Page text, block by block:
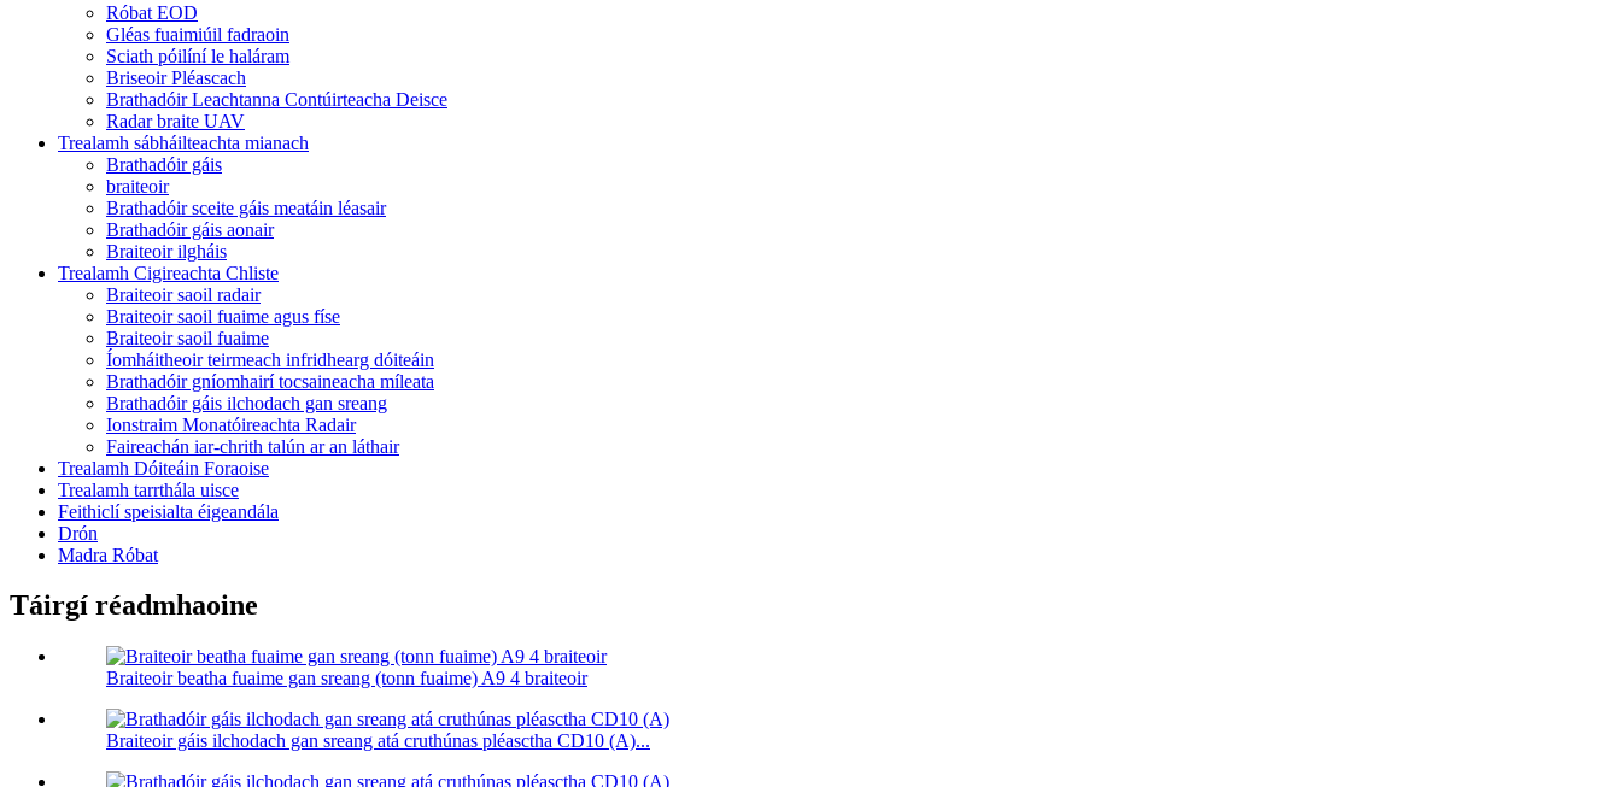
Róbat EOD
Gléas fuaimiúil fadraoin
Sciath póilíní le haláram
Briseoir Pléascach
Brathadóir Leachtanna Contúirteacha Deisce
Radar braite UAV
Trealamh sábháilteachta mianach
Brathadóir gáis
braiteoir
Brathadóir sceite gáis meatáin léasair
Brathadóir gáis aonair
Braiteoir ilgháis
Trealamh Cigireachta Chliste
Braiteoir saoil radair
Braiteoir saoil fuaime agus físe
Braiteoir saoil fuaime
Íomháitheoir teirmeach infridhearg dóiteáin
Brathadóir gníomhairí tocsaineacha míleata
Brathadóir gáis ilchodach gan sreang
Ionstraim Monatóireachta Radair
Faireachán iar-chrith talún ar an láthair
Trealamh Dóiteáin Foraoise
Trealamh tarrthála uisce
Feithiclí speisialta éigeandála
Drón
Madra Róbat
Táirgí réadmhaoine
Braiteoir beatha fuaime gan sreang (tonn fuaime) A9 4 braiteoir
Braiteoir gáis ilchodach gan sreang atá cruthúnas pléasctha CD10 (A)...